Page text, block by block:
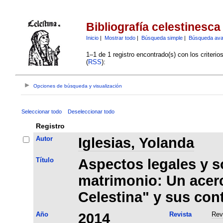
Bibliografía celestinesca
Inicio| Mostrar todo| Búsqueda simple| Búsqueda
1–1 de 1 registro encontrado(s) con los
(RSS):
Opciones de búsqueda y visualización
Seleccionar todo Deseleccionar todo
Registro
Autor Iglesias, Yolanda
Título
Aspectos legales y
matrimonio: Un
Celestina" y sus
Año 2014 Revista